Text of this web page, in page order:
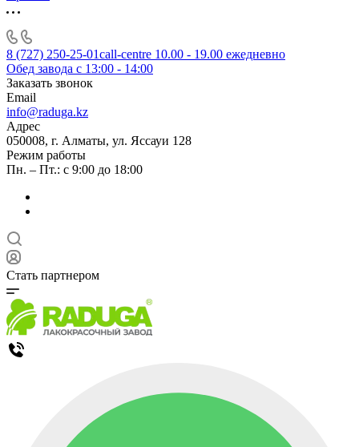
8 (727) 250-25-01call-centre 10.00 - 19.00 ежедневно
Обед завода с 13:00 - 14:00
Заказать звонок
Email
info@raduga.kz
Адрес
050008, г. Алматы, ул. Яссауи 128
Режим работы
Пн. – Пт.: с 9:00 до 18:00
Стать партнером